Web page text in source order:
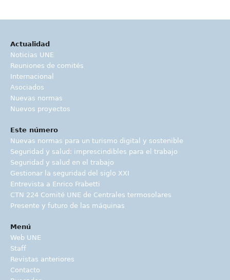
Actualidad
Noticias UNE
Reuniones de comités
Internacional
Asociados
Nuevas normas
Nuevos proyectos
Este número
Nuevas normas para un turismo digital y sostenible
Seguridad y salud: imprescindibles para el trabajo
Seguridad y salud en el trabajo
Gestionar la seguridad del siglo XXI
Entrevista a Enrico Frabetti
CTN 224 Comité UNE de Centrales termosolares
Presente y futuro de las máquinas
Menú
Web UNE
Staff
Revistas anteriores
Contacto